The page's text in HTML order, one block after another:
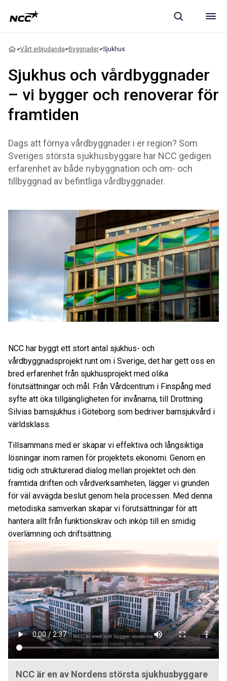
Vårt erbjudande Byggnader Sjukhus
Sjukhus och vårdbyggnader
– vi bygger och renoverar för
framtiden
Dags att förnya vårdbyggnader i er region? Som
Sveriges största sjukhusbyggare har NCC gedigen
erfarenhet av både nybyggnation och om- och
tillbyggnad av befintliga vårdbyggnader.
NCC har byggt ett stort antal sjukhus- och
vårdbyggnadsprojekt runt om i Sverige, det har gett oss en
bred erfarenhet från sjukhusprojekt med olika
förutsättningar och mål. Från Vårdcentrum i Finspång med
syfte att öka tillgängligheten för invånarna, till Drottning
Silvias barnsjukhus i Göteborg som bedriver barnsjukvård i
världsklass.
Tillsammans med er skapar vi effektiva och långsiktiga
lösningar inom ramen för projektets ekonomi. Genom en
tidig och strukturerad dialog mellan projektet och den
framtida driften och vårdverksamheten, lägger vi grunden
för väl avvägda beslut genom hela processen. Med denna
metodiska samverkan skapar vi förutsättningar för att
hantera allt från funktionskrav och inköp till en smidig
överlämning och driftsättning.
NCC är en av Nordens största sjukhusbyggare